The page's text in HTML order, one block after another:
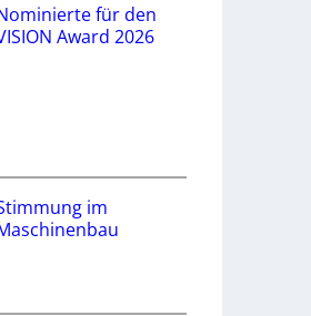
für den
Award 2026
im